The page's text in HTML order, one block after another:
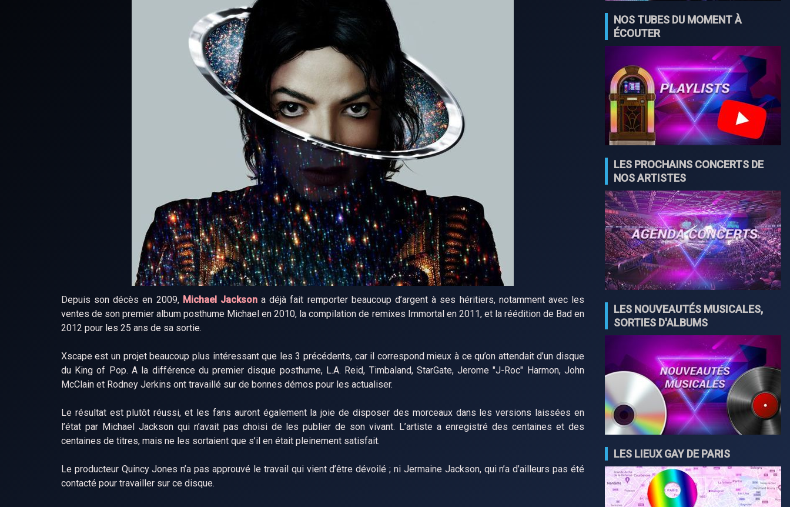
Depuis son décès en 2009, Michael Jacksona déjà fait remporter beaucoup d’argent à ses héritiers, notamment avec les
ventes de son premier album posthume Michael en 2010, la compilation de remixes Immortal en 2011, et la réédition de Bad en
2012 pour les 25 ans de sa sortie.
Xscape est un projet beaucoup plus intéressant que les 3 précédents, car il correspond mieux à ce qu’on attendait d’un disque
du King of Pop. A la différence du premier disque posthume, L.A. Reid, Timbaland, StarGate, Jerome "J-Roc" Harmon, John
McClain et Rodney Jerkins ont travaillé sur de bonnes démos pour les actualiser.
Le résultat est plutôt réussi, et les fans auront également la joie de disposer des morceaux dans les versions laissées en
l’état par Michael Jackson qui n’avait pas choisi de les publier de son vivant. L’artiste a enregistré des centaines et des
centaines de titres, mais ne les sortaient que s’il en était pleinement satisfait.
Le producteur Quincy Jones n’a pas approuvé le travail qui vient d’être dévoilé ; ni Jermaine Jackson, qui n’a d’ailleurs pas été
contacté pour travailler sur ce disque.
NOS TUBES DU MOMENT À
ÉCOUTER
LES PROCHAINS CONCERTS DE
NOS ARTISTES
LES NOUVEAUTÉS MUSICALES,
SORTIES D'ALBUMS
LES LIEUX GAY DE PARIS